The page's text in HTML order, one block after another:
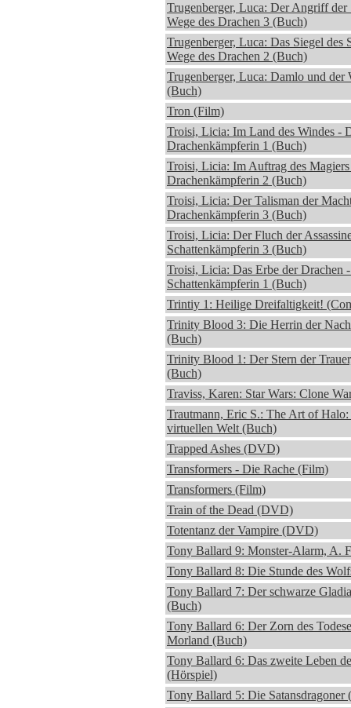
Trugenberger, Luca: Der Angriff der
Wege des Drachen 3 (Buch)
Trugenberger, Luca: Das Siegel des
Wege des Drachen 2 (Buch)
Trugenberger, Luca: Damlo und der
(Buch)
Tron (Film)
Troisi, Licia: Im Land des Windes -
Drachenkämpferin 1 (Buch)
Troisi, Licia: Im Auftrag des
Drachenkämpferin 2 (Buch)
Troisi, Licia: Der Talisman der
Drachenkämpferin 3 (Buch)
Troisi, Licia: Der Fluch der
Schattenkämpferin 3 (Buch)
Troisi, Licia: Das Erbe der Drachen
Schattenkämpferin 1 (Buch)
Trintiy 1: Heilige Dreifaltigkeit!
Trinity Blood 3: Die Herrin der
(Buch)
Trinity Blood 1: Der Stern der
(Buch)
Traviss, Karen: Star Wars: Clone
Trautmann, Eric S.: The Art of
virtuellen Welt (Buch)
Trapped Ashes (DVD)
Transformers - Die Rache (Film)
Transformers (Film)
Train of the Dead (DVD)
Totentanz der Vampire (DVD)
Tony Ballard 9: Monster-Alarm, A.
Tony Ballard 8: Die Stunde des
Tony Ballard 7: Der schwarze
(Buch)
Tony Ballard 6: Der Zorn des
Morland (Buch)
Tony Ballard 6: Das zweite Leben
(Hörspiel)
Tony Ballard 5: Die Satansdragoner